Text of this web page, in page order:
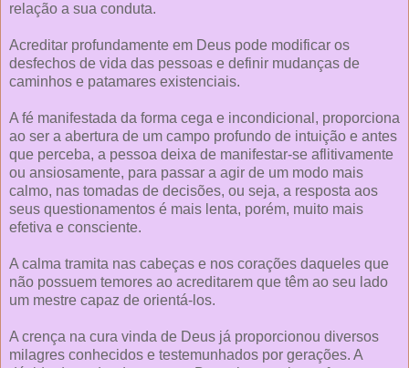
relação a sua conduta.
Acreditar profundamente em Deus pode modificar os
desfechos de vida das pessoas e definir mudanças de
caminhos e patamares existenciais.
A fé manifestada da forma cega e incondicional, proporciona
ao ser a abertura de um campo profundo de intuição e antes
que perceba, a pessoa deixa de manifestar-se aflitivamente
ou ansiosamente, para passar a agir de um modo mais
calmo, nas tomadas de decisões, ou seja, a resposta aos
seus questionamentos é mais lenta, porém, muito mais
efetiva e consciente.
A calma tramita nas cabeças e nos corações daqueles que
não possuem temores ao acreditarem que têm ao seu lado
um mestre capaz de orientá-los.
A crença na cura vinda de Deus já proporcionou diversos
milagres conhecidos e testemunhados por gerações. A